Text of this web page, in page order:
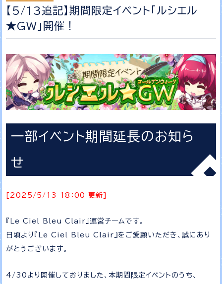
【5/13追記】期間限定イベント「ルシエル
★GW」開催！
一部イベント期間延長のお知ら
せ
[2025/5/13 18：00 更新]
『Le Ciel Bleu Clair』運営チームです。
日頃より『Le Ciel Bleu Clair』をご愛顧いただき、誠にあり
がとうございます。
4/30より開催しておりました、本期間限定イベントのうち、